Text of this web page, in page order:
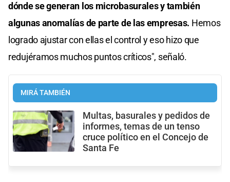
dónde se generan los microbasurales y también
algunas anomalías de parte de las empresas. Hemos
logrado ajustar con ellas el control y eso hizo que
redujéramos muchos puntos críticos", señaló.
MIRÁ TAMBIÉN
Multas, basurales y pedidos de
informes, temas de un tenso
cruce político en el Concejo de
Santa Fe